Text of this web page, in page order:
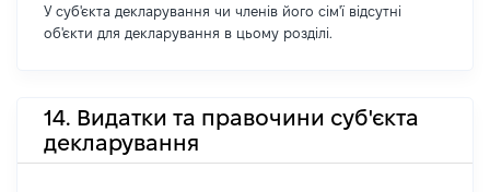
У суб'єкта декларування чи членів його сім'ї відсутні
об'єкти для декларування в цьому розділі.
14. Видатки та правочини суб'єкта
декларування